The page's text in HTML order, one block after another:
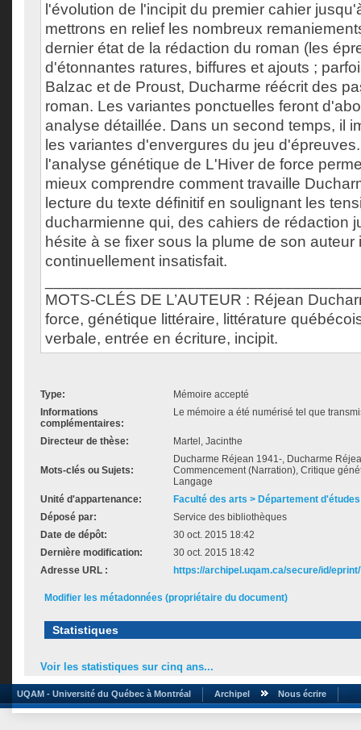
l'évolution de l'incipit du premier cahier
mettrons en relief les nombreux
dernier état de la rédaction du roman (les
d'étonnantes ratures, biffures et ajouts ;
Balzac et de Proust, Ducharme réécrit des
roman. Les variantes ponctuelles feront
analyse détaillée. Dans un second temps, il
les variantes d'envergures du jeu
l'analyse génétique de L'Hiver de force
mieux comprendre comment travaille
lecture du texte définitif en soulignant les
ducharmienne qui, des cahiers de rédaction
hésite à se fixer sous la plume de son auteur
continuellement insatisfait.
MOTS-CLÉS DE L’AUTEUR : Réjean
force, génétique littéraire, littérature
verbale, entrée en écriture, incipit.
Type:
Mémoire accepté
Informations
complémentaires:
Le mémoire a été numérisé tel que
Directeur de thèse: Martel, Jacinthe
Mots-clés ou Sujets:
Ducharme Réjean 1941-, Ducharme
Commencement (Narration), Critique
Langage
Unité d'appartenance:
Faculté des arts > Département
Déposé par:
Service des bibliothèques
Date de dépôt:
30 oct. 2015 18:42
Dernière modification:
30 oct. 2015 18:42
Adresse URL :
https://archipel.uqam.ca/secure/id/
Modifier les métadonnées (propriétaire du document)
Statistiques
Voir les statistiques sur cinq ans...
UQAM - Université du Québec à Montréal Archipel Nous écrire